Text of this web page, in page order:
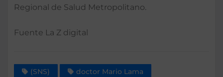
Regional de Salud Metropolitano.
Fuente La Z digital
(SNS)
doctor Mario Lama